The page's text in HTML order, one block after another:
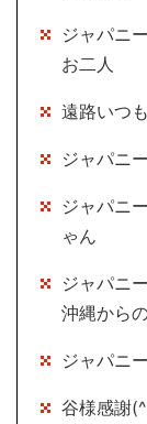
ジャパニ
お二人
遠路いつ
ジャパニ
ジャパニ
ゃん
ジャパニ
沖縄から
ジャパニ
谷様感謝